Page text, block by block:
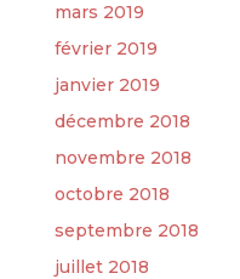
mars 2019
février 2019
janvier 2019
décembre 2018
novembre 2018
octobre 2018
septembre 2018
juillet 2018